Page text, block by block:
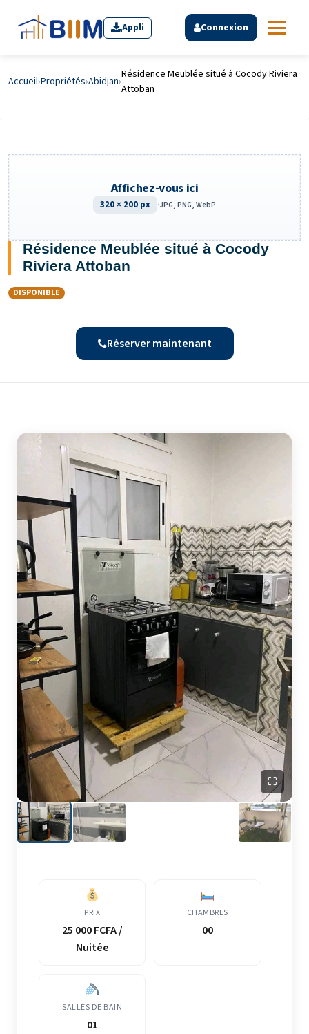
Appli Connexion
Accueil›Propriétés›Abidjan›
Résidence Meublée situé à Cocody Riviera
Attoban
Résidence Meublée situé à Cocody
Riviera Attoban
DISPONIBLE
Réserver maintenant
Affichez-vous ici
320 × 200 px ·JPG, PNG, WebP
⛶
PRIX
25 000 FCFA /
Nuitée
CHAMBRES
00
SALLES DE BAIN
01